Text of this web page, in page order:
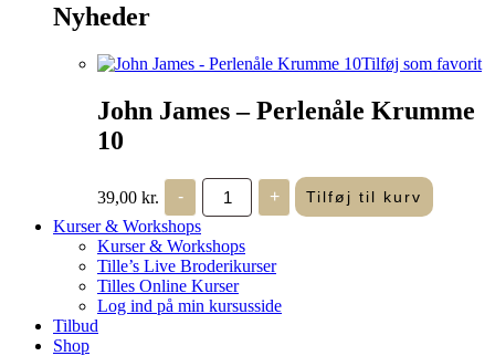
Nyheder
Tilføj som favorit
John James – Perlenåle Krumme
10
39,00 kr. -
John
James
-
Perlenåle
Krumme
10
antal
+ Tilføj til kurv
Kurser & Workshops
Kurser & Workshops
Tille’s Live Broderikurser
Tilles Online Kurser
Log ind på min kursusside
Tilbud
Shop